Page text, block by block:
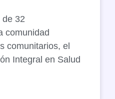
de 32
comunidad
comunitarios, el
Integral en Salud